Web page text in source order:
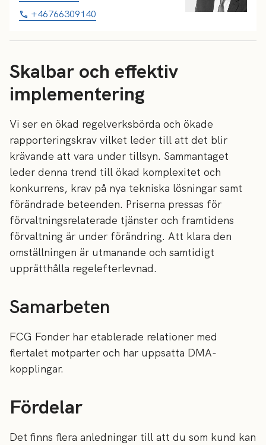
+46766309140
Skalbar och effektiv
implementering
Vi ser en ökad regelverksbörda och ökade
rapporteringskrav vilket leder till att det blir
krävande att vara under tillsyn. Sammantaget
leder denna trend till ökad komplexitet och
konkurrens, krav på nya tekniska lösningar samt
förändrade beteenden. Priserna pressas för
förvaltningsrelaterade tjänster och framtidens
förvaltning är under förändring. Att klara den
omställningen är utmanande och samtidigt
upprätthålla regelefterlevnad.
Samarbeten
FCG Fonder har etablerade relationer med
flertalet motparter och har uppsatta DMA-
kopplingar.
Fördelar
Det finns flera anledningar till att du som kund kan